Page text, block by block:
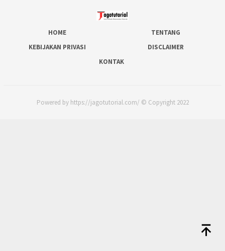
HOME
TENTANG
KEBIJAKAN PRIVASI
DISCLAIMER
KONTAK
Powered by https://jagotutorial.com/ © Copyright 2022